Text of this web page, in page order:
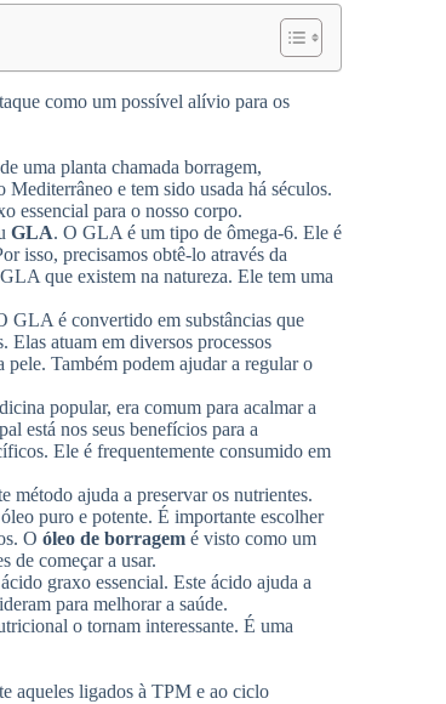
como um possível alívio para os
uma planta chamada borragem,
Mediterrâneo e tem sido usada há séculos.
essencial para o nosso corpo.
GLA. O GLA é um tipo de ômega-6. Ele é
isso, precisamos obtê-lo através da
que existem na natureza. Ele tem uma
GLA é convertido em substâncias que
Elas atuam em diversos processos
Também podem ajudar a regular o
popular, era comum para acalmar a
está nos seus benefícios para a
Ele é frequentemente consumido em
método ajuda a preservar os nutrientes.
puro e potente. É importante escolher
O óleo de borragem é visto como um
de começar a usar.
graxo essencial. Este ácido ajuda a
para melhorar a saúde.
o tornam interessante. É uma
aqueles ligados à TPM e ao ciclo